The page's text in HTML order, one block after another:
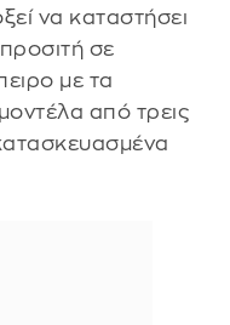
να καταστήσει
σε
με τα
από τρεις